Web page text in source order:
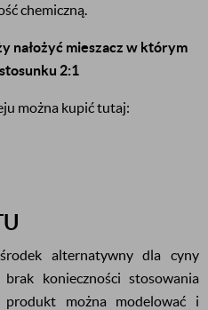
chemiczną.
nałożyć mieszacz w którym
2:1
można kupić tutaj:
alternatywny dla cyny
konieczności stosowania
można modelować i